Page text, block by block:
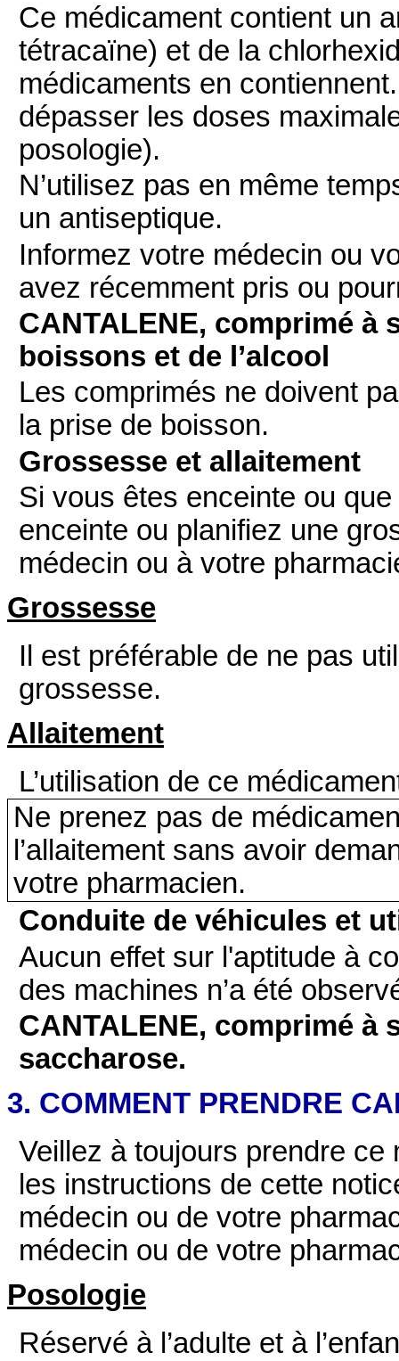
Ce médicament contient un
tétracaïne) et de la
médicaments en
dépasser les doses
posologie).
N’utilisez pas en même
un antiseptique.
Informez votre médecin ou
avez récemment pris ou
CANTALENE, comprimé à
boissons et de l’alcool
Les comprimés ne doivent
la prise de boisson.
Grossesse et allaitement
Si vous êtes enceinte ou
enceinte ou planifiez une
médecin ou à votre
Grossesse
Il est préférable de ne pas
grossesse.
Allaitement
L’utilisation de ce
Ne prenez pas de
l’allaitement sans avoir
votre pharmacien.
Conduite de véhicules et
Aucun effet sur l'aptitude à
des machines n’a été
CANTALENE, comprimé à
saccharose.
3. COMMENT PRENDRE
Veillez à toujours prendre
les instructions de cette
médecin ou de votre
médecin ou de votre
Posologie
Réservé à l’adulte et à